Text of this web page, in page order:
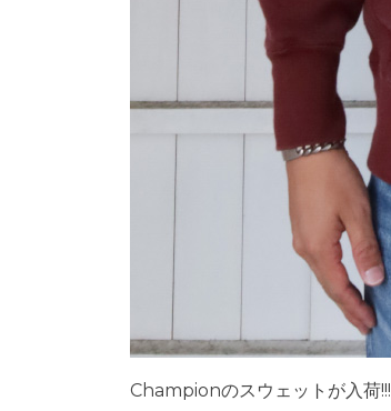
Championのスウェットが入荷!!!